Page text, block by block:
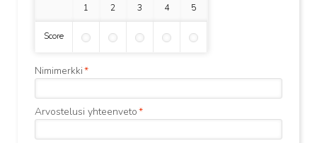
1 tähti 2 tähteä3 tähteä4 tähteä5 tähteä
Score
*
Nimimerkki
*
Arvostelusi yhteenveto